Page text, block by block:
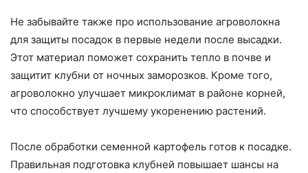
Не забывайте также про использование агроволокна
для защиты посадок в первые недели после высадки.
Этот материал поможет сохранить тепло в почве и
защитит клубни от ночных заморозков. Кроме того,
агроволокно улучшает микроклимат в районе корней,
что способствует лучшему укоренению растений.
После обработки семенной картофель готов к посадке.
Правильная подготовка клубней повышает шансы на